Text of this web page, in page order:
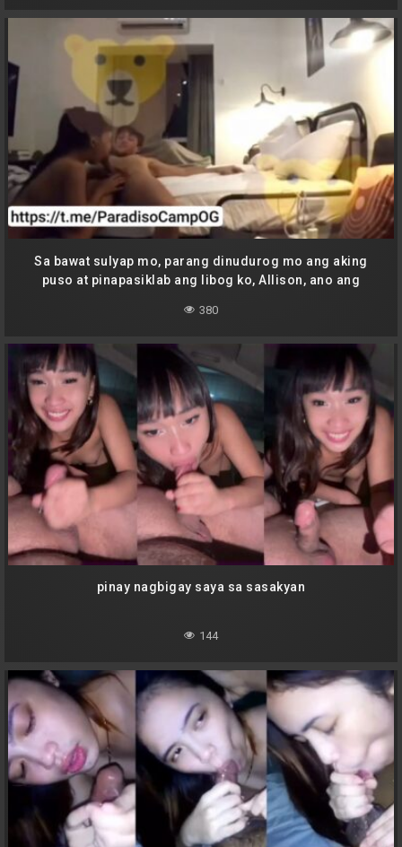
Sa bawat sulyap mo, parang dinudurog mo ang aking
puso at pinapasiklab ang libog ko, Allison, ano ang
380
pinay nagbigay saya sa sasakyan
144